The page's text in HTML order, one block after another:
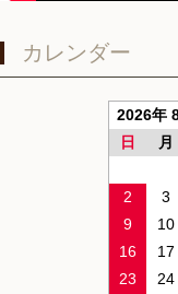
カレンダー
2026年
日
月
2
3
9
10
16
17
23
24